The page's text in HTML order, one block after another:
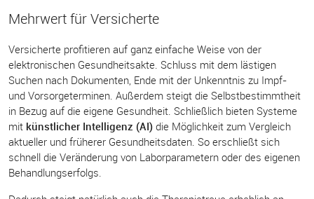
Mehrwert für Versicherte
Versicherte profitieren auf ganz einfache Weise von der
elektronischen Gesundheitsakte. Schluss mit dem lästigen
Suchen nach Dokumenten, Ende mit der Unkenntnis zu Impf-
und Vorsorgeterminen. Außerdem steigt die Selbstbestimmtheit
in Bezug auf die eigene Gesundheit. Schließlich bieten Systeme
mit künstlicher Intelligenz (AI) die Möglichkeit zum Vergleich
aktueller und früherer Gesundheitsdaten. So erschließt sich
schnell die Veränderung von Laborparametern oder des eigenen
Behandlungserfolgs.